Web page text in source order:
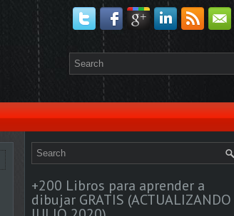
+200 Libros para aprender a
dibujar GRATIS (ACTUALIZANDO